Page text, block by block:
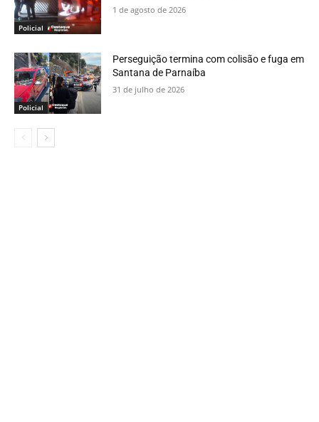
Policial
1 de agosto de 2026
Policial
Perseguição termina com colisão e fuga em
Santana de Parnaíba
31 de julho de 2026